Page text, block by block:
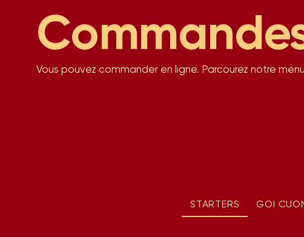
Vous pouvez commander en ligne. Parcourez notre
STARTERS GOI